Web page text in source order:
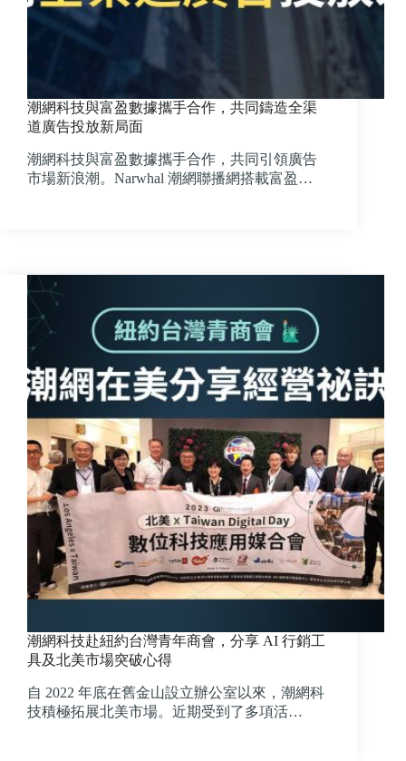
潮網科技與富盈數據攜手合作，共同鑄造全渠
道廣告投放新局面
潮網科技與富盈數據攜手合作，共同引領廣告
市場新浪潮。Narwhal 潮網聯播網搭載富盈…
潮網科技赴紐約台灣青年商會，分享 AI 行銷工
具及北美市場突破心得
自 2022 年底在舊金山設立辦公室以來，潮網科
技積極拓展北美市場。近期受到了多項活…